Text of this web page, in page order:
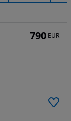
790 EUR